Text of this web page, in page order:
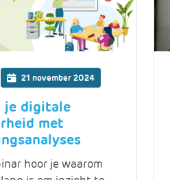
21 november 2024
je digitale
met
hoor je waarom